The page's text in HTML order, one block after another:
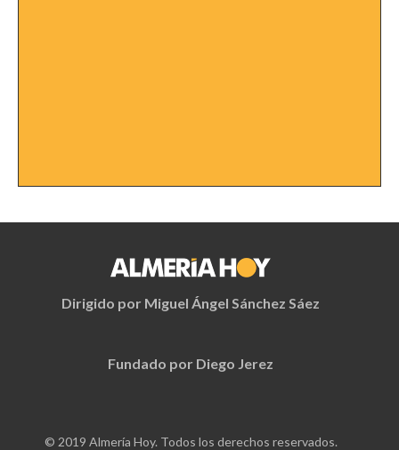
Dirigido por Miguel Ángel Sánchez Sáez
Fundado por Diego Jerez
© 2019 Almería Hoy. Todos los derechos reservados.